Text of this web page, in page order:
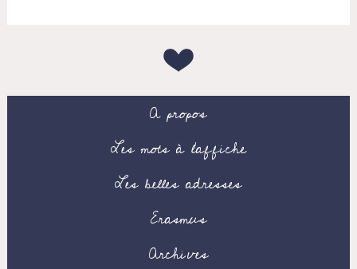
A propos
Les mots à l’affiche
Les belles adresses
Erasmus
Archives